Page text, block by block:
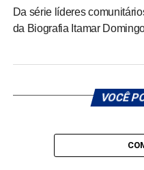
Da série líderes
da Biografia Itamar
VOCÊ